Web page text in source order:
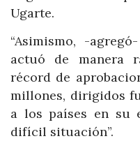
Ugarte.
“Asimismo, -
actuó de manera
récord de
millones, dirigidos
a los países en su
difícil situación”.